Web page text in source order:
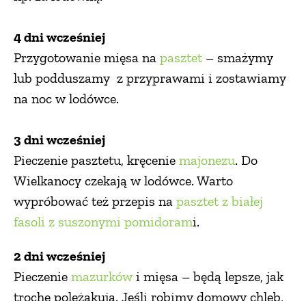
4 dni wcześniej
Przygotowanie mięsa na pasztet– smażymy
lub podduszamy z przyprawami i zostawiamy
na noc w lodówce.
3 dni wcześniej
Pieczenie pasztetu, kręcenie majonezu. Do
Wielkanocy czekają w lodówce. Warto
wypróbować też przepis na pasztet z białej
fasoli z suszonymi pomidorami.
2 dni wcześniej
Pieczenie mazurków i mięsa – będą lepsze, jak
trochę poleżakują. Jeśli robimy domowy chleb,